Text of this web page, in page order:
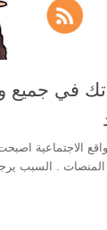
في
الاجتماعية
. السبب